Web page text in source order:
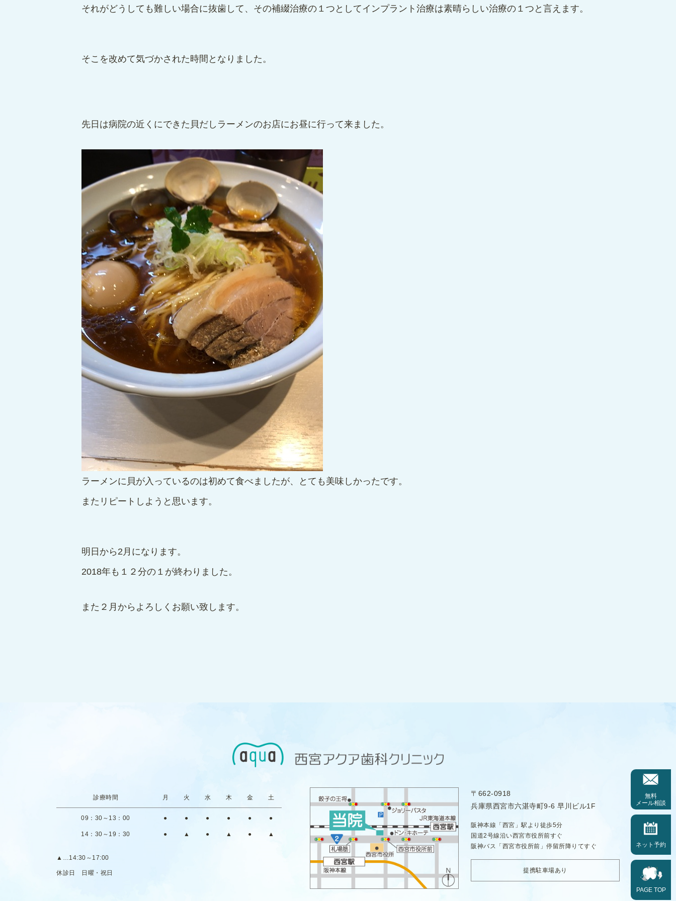
それがどうしても難しい場合に抜歯して、その補綴治療の１つとしてインプラント治療は素晴らしい治療の１つと言えます。
そこを改めて気づかされた時間となりました。
先日は病院の近くにできた貝だしラーメンのお店にお昼に行って来ました。
ラーメンに貝が入っているのは初めて食べましたが、とても美味しかったです。
またリピートしようと思います。
明日から2月になります。
2018年も１２分の１が終わりました。
また２月からよろしくお願い致します。
無料
メール相談
ネット予約
PAGE TOP
診療時間 月 火 水 木 金 土
09：30～13：00 ● ● ● ● ● ●
14：30～19：30 ● ▲ ● ▲ ● ▲
▲ …14:30～17:00
休診日 日曜・祝日
〒662-0918
兵庫県西宮市六湛寺町9-6 早川ビル1F
阪神本線「西宮」駅より徒歩5分
国道2号線沿い西宮市役所前すぐ
阪神バス「西宮市役所前」停留所降りてすぐ
提携駐車場あり